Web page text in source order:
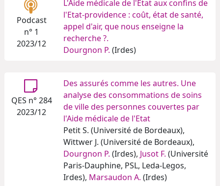
Podcast
n° 1
2023/12
L'Aide médicale de l'Etat aux confins de
l'Etat-providence : coût, état de santé,
appel d'air, que nous enseigne la
recherche ?.
Dourgnon P. (Irdes)
QES n° 284
2023/12
Des assurés comme les autres. Une
analyse des consommations de soins
de ville des personnes couvertes par
l'Aide médicale de l'Etat
Petit S. (Université de Bordeaux),
Wittwer J. (Université de Bordeaux),
Dourgnon P. (Irdes), Jusot F. (Université
Paris-Dauphine, PSL, Leda-Legos,
Irdes), Marsaudon A. (Irdes)